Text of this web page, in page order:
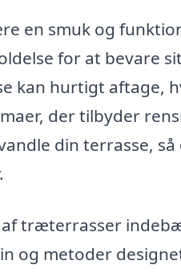
en smuk og
for at bevare
kan hurtigt aftage,
der tilbyder
din terrasse,
træterrasser
og metoder